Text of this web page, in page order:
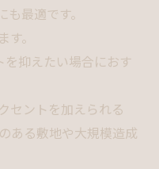
最適です。
。
を抑えたい場合におす
セントを加えられる
ある敷地や大規模造成